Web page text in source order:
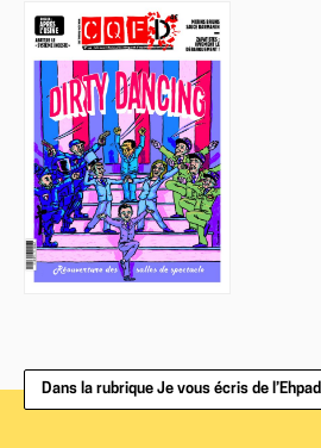
Dans la rubrique Je vous écris de l’Ehpad